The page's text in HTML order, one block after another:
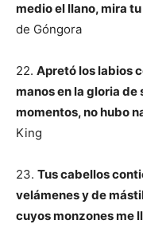
medio el llano, mira
de Góngora
22. Apretó los labios
manos en la gloria
momentos, no hubo
King
23. Tus cabellos
velámenes y de
cuyos monzones me